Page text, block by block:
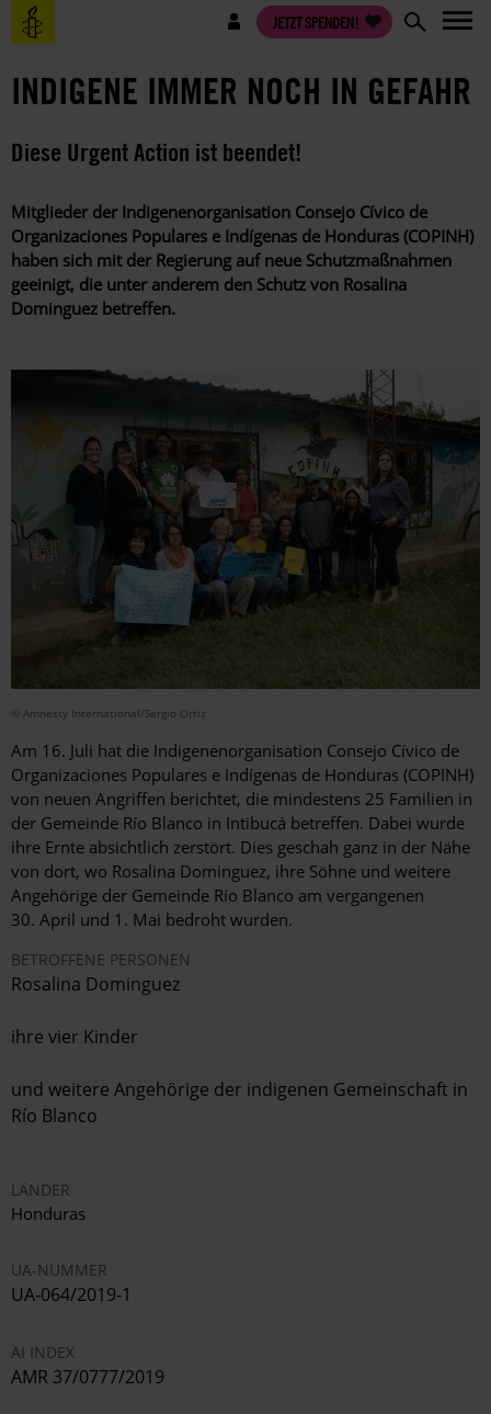
Direkt
zum
Benutzermenü JETZT SPENDEN!
INDIGENE IMMER NOCH IN GEFAHR
Diese Urgent Action ist beendet!
Mitglieder der Indigenenorganisation Consejo Cívico de
Organizaciones Populares e Indígenas de Honduras (COPINH)
haben sich mit der Regierung auf neue Schutzmaßnahmen
geeinigt, die unter anderem den Schutz von Rosalina
Dominguez betreffen.
© Amnesty International/Sergio Ortiz
Am 16. Juli hat die Indigenenorganisation Consejo Cívico de
Organizaciones Populares e Indígenas de Honduras (COPINH)
von neuen Angriffen berichtet, die mindestens 25 Familien in
der Gemeinde Río Blanco in Intibucá betreffen. Dabei wurde
ihre Ernte absichtlich zerstört. Dies geschah ganz in der Nähe
von dort, wo Rosalina Dominguez, ihre Söhne und weitere
Angehörige der Gemeinde Río Blanco am vergangenen
30. April und 1. Mai bedroht wurden.
BETROFFENE PERSONEN
Rosalina Dominguez
ihre vier Kinder
und weitere Angehörige der indigenen Gemeinschaft in
Río Blanco
LÄNDER
Honduras
UA-NUMMER
UA-064/2019-1
AI INDEX
AMR 37/0777/2019